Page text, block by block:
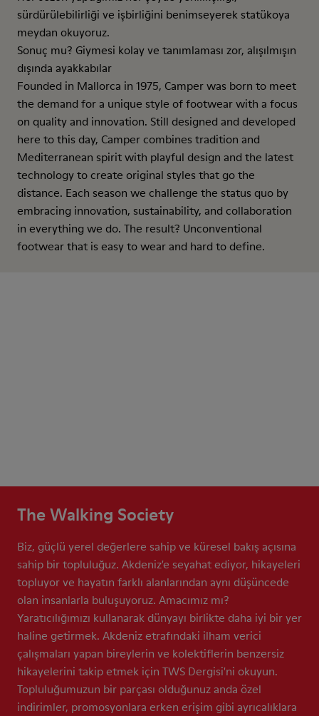
sürdürülebilirliği ve işbirliğini benimseyerek statükoya
meydan okuyoruz.
Sonuç mu? Giymesi kolay ve tanımlaması zor, alışılmışın
dışında ayakkabılar
Founded in Mallorca in 1975, Camper was born to meet
the demand for a unique style of footwear with a focus
on quality and innovation. Still designed and developed
here to this day, Camper combines tradition and
Mediterranean spirit with playful design and the latest
technology to create original styles that go the
distance. Each season we challenge the status quo by
embracing innovation, sustainability, and collaboration
in everything we do. The result? Unconventional
footwear that is easy to wear and hard to define.
The Walking Society
Biz, güçlü yerel değerlere sahip ve küresel bakış açısına
sahip bir topluluğuz. Akdeniz'e seyahat ediyor, hikayeleri
topluyor ve hayatın farklı alanlarından aynı düşüncede
olan insanlarla buluşuyoruz. Amacımız mı?
Yaratıcılığımızı kullanarak dünyayı birlikte daha iyi bir yer
haline getirmek. Akdeniz etrafındaki ilham verici
çalışmaları yapan bireylerin ve kolektiflerin benzersiz
hikayelerini takip etmek için TWS Dergisi'ni okuyun.
Topluluğumuzun bir parçası olduğunuz anda özel
indirimler, promosyonlara erken erişim gibi ayrıcalıklara